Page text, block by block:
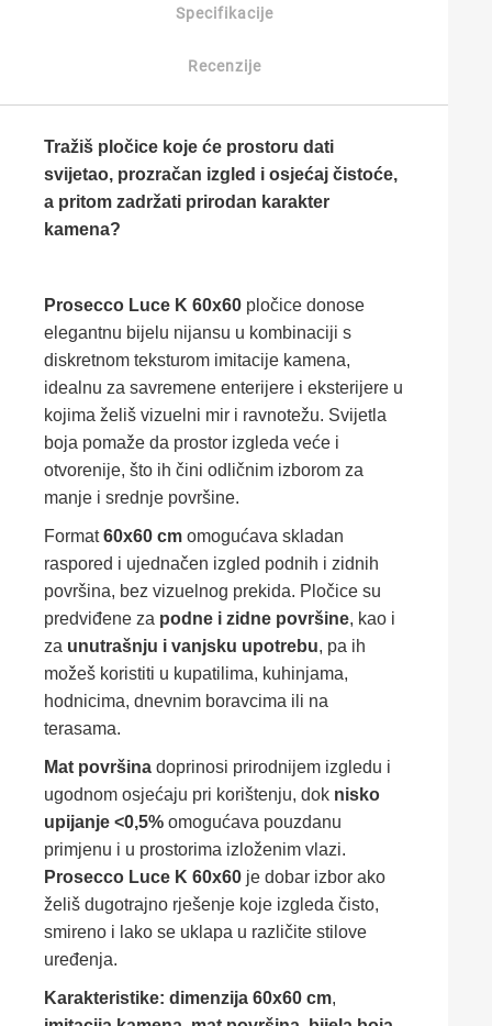
Specifikacije
Recenzije
Tražiš pločice koje će prostoru dati
svijetao, prozračan izgled i osjećaj čistoće,
a pritom zadržati prirodan karakter
kamena?
Prosecco Luce K 60x60 pločice donose
elegantnu bijelu nijansu u kombinaciji s
diskretnom teksturom imitacije kamena,
idealnu za savremene enterijere i eksterijere u
kojima želiš vizuelni mir i ravnotežu. Svijetla
boja pomaže da prostor izgleda veće i
otvorenije, što ih čini odličnim izborom za
manje i srednje površine.
Format60x60 cm omogućava skladan
raspored i ujednačen izgled podnih i zidnih
površina, bez vizuelnog prekida. Pločice su
predviđene za podne i zidne površine, kao i
za unutrašnju i vanjsku upotrebu, pa ih
možeš koristiti u kupatilima, kuhinjama,
hodnicima, dnevnim boravcima ili na
terasama.
Mat površina doprinosi prirodnijem izgledu i
ugodnom osjećaju pri korištenju, dok nisko
upijanje <0,5% omogućava pouzdanu
primjenu i u prostorima izloženim vlazi.
Prosecco Luce K 60x60 je dobar izbor ako
želiš dugotrajno rješenje koje izgleda čisto,
smireno i lako se uklapa u različite stilove
uređenja.
Karakteristike: dimenzija 60x60 cm,